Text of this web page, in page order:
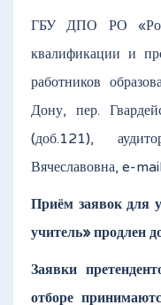
ГБУ ДПО РО
квалификации и
работников
Дону, пер.
(доб.121),
Вячеславовна, e-
Приём заявок для
учитель» продлен
Заявки
отборе